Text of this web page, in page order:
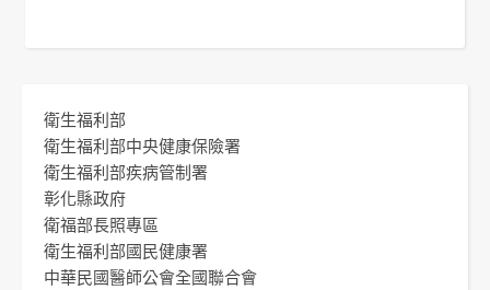
衛生福利部
衛生福利部中央健康保險署
衛生福利部疾病管制署
彰化縣政府
衛福部長照專區
衛生福利部國民健康署
中華民國醫師公會全國聯合會